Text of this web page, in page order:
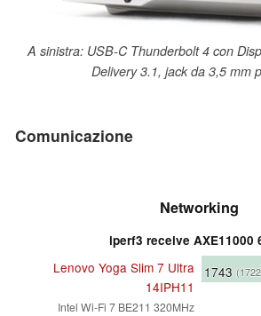
A sinistra: USB-C Thunderbolt 4 con
Delivery 3.1, jack da 3,5 mm
Comunicazione
Networking
iperf3 receive AXE11000
Lenovo Yoga Slim 7 Ultra
14IPH11
Intel Wi-Fi 7 BE211 320MHz
1743 (1722